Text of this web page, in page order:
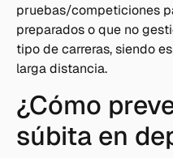
pruebas/competiciones
preparados o que no
tipo de carreras, siendo
larga distancia.
¿Cómo
súbita en